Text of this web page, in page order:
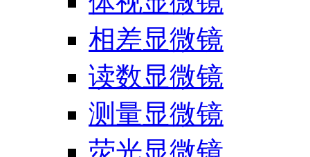
相差显微镜
读数显微镜
测量显微镜
荧光显微镜